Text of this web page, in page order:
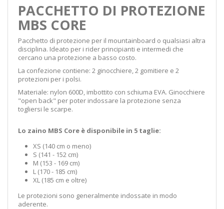
PACCHETTO DI PROTEZIONE
MBS CORE
Pacchetto di protezione per il mountainboard o qualsiasi altra
disciplina. Ideato per i rider principianti e intermedi che
cercano una protezione a basso costo.
La confezione contiene: 2 ginocchiere, 2 gomitiere e 2
protezioni per i polsi.
Materiale: nylon 600D, imbottito con schiuma EVA. Ginocchiere
"open back" per poter indossare la protezione senza
togliersi le scarpe.
Lo zaino MBS Core è disponibile in 5 taglie:
XS (140 cm o meno)
S (141 - 152 cm)
M (153 - 169 cm)
L (170 - 185 cm)
XL (185 cm e oltre)
Le protezioni sono generalmente indossate in modo
aderente.